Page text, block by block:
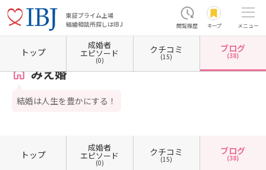
東証プライム上場
結婚相談所探しはIBJ
閲覧履歴 キープ メニュー
ホーム 三重県の結婚相談所 三重県四日市市 みえ婚 カウンセラーブログ一覧
みえ婚
結婚は人生を豊かにする！
トップ
成婚者
エピソード
(0)
クチコミ
(15)
ブログ
(38)
トップ
成婚者
エピソード
(0)
クチコミ
(15)
ブログ
(38)